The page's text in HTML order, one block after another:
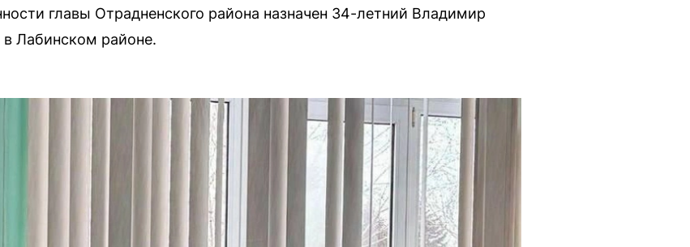
главы Отрадненского района назначен 34-летний Владимир
Лабинском районе.